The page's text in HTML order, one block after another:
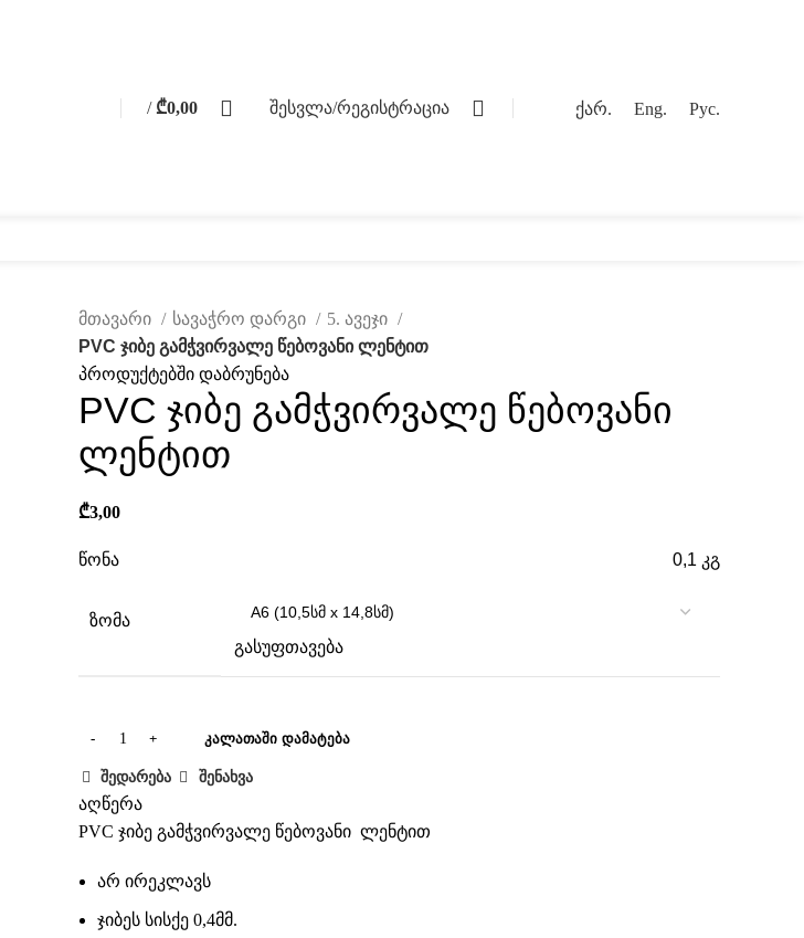
/ ₾0,00 შესვლა/რეგისტრაცია ქარ. Eng. Рус.
მთავარი სავაჭრო დარგი
5. ავეჯი
PVC ჯიბე გამჭვირვალე წებოვანი ლენტით
პროდუქტებში დაბრუნება
PVC ჯიბე გამჭვირვალე წებოვანი
ლენტით
₾3,00
წონა 0,1 კგ
ზომა
გასუფთავება
ᲙᲐᲚᲐᲗᲐᲨᲘ ᲓᲐᲛᲐᲢᲔᲑᲐ
შედარება შენახვა
აღწერა
PVC ჯიბე გამჭვირვალე წებოვანი ლენტით
არ ირეკლავს
ჯიბეს სისქე 0,4მმ.